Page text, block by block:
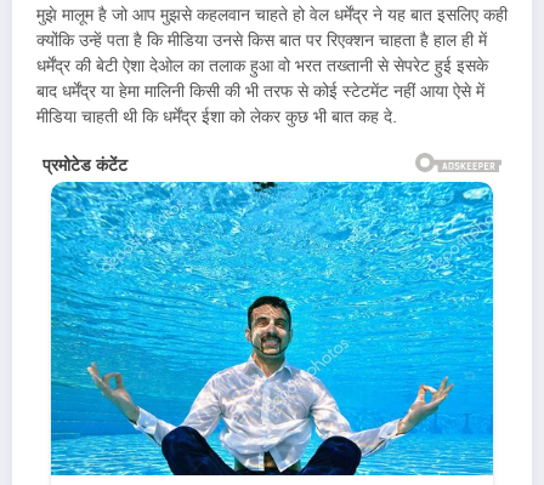
मुझे मालूम है जो आप मुझसे कहलवान चाहते हो वेल धर्मेंद्र ने यह बात इसलिए कही
क्योंकि उन्हें पता है कि मीडिया उनसे किस बात पर रिएक्शन चाहता है हाल ही में
धर्मेंद्र की बेटी ऐशा देओल का तलाक हुआ वो भरत तख्तानी से सेपरेट हुई इसके
बाद धर्मेंद्र या हेमा मालिनी किसी की भी तरफ से कोई स्टेटमेंट नहीं आया ऐसे में
मीडिया चाहती थी कि धर्मेंद्र ईशा को लेकर कुछ भी बात कह दे.